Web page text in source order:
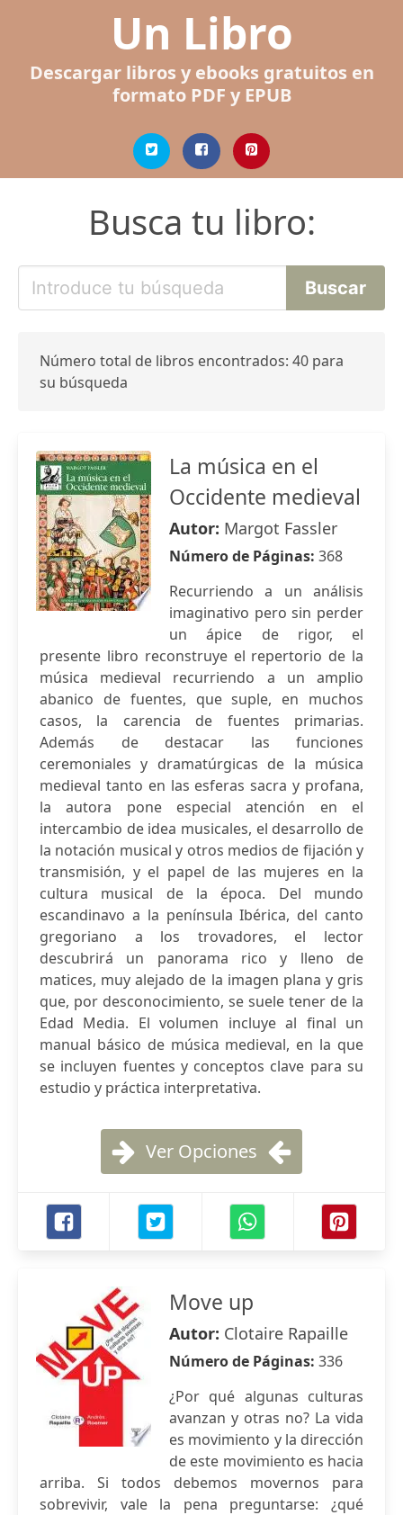
Un Libro
Descargar libros y ebooks gratuitos en
formato PDF y EPUB
Busca tu libro:
Número total de libros encontrados: 40 para
su búsqueda
La música en el
Occidente medieval
Autor: Margot Fassler
Número de Páginas: 368
Recurriendo a un análisis
imaginativo pero sin perder
un ápice de rigor, el
presente libro reconstruye el repertorio de la
música medieval recurriendo a un amplio
abanico de fuentes, que suple, en muchos
casos, la carencia de fuentes primarias.
Además de destacar las funciones
ceremoniales y dramatúrgicas de la música
medieval tanto en las esferas sacra y profana,
la autora pone especial atención en el
intercambio de idea musicales, el desarrollo de
la notación musical y otros medios de fijación y
transmisión, y el papel de las mujeres en la
cultura musical de la época. Del mundo
escandinavo a la península Ibérica, del canto
gregoriano a los trovadores, el lector
descubrirá un panorama rico y lleno de
matices, muy alejado de la imagen plana y gris
que, por desconocimiento, se suele tener de la
Edad Media. El volumen incluye al final un
manual básico de música medieval, en la que
se incluyen fuentes y conceptos clave para su
estudio y práctica interpretativa.
Ver Opciones
Move up
Autor: Clotaire Rapaille
Número de Páginas: 336
¿Por qué algunas culturas
avanzan y otras no? La vida
es movimiento y la dirección
de este movimiento es hacia
arriba. Si todos debemos movernos para
sobrevivir, vale la pena preguntarse: ¿qué